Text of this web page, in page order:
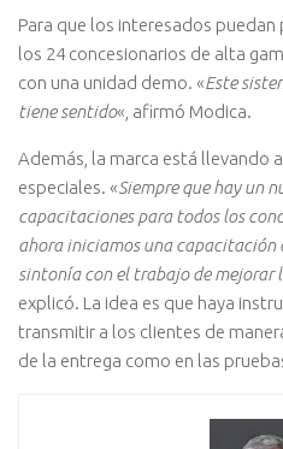
Para que los interesados
los 24 concesionarios de alta
con una unidad demo. «Este
tiene sentido«, afirmó Modica.
Además, la marca está llevando
especiales. «Siempre que hay un
capacitaciones para todos los
ahora iniciamos una capacitación
sintonía con el trabajo de mejorar
explicó. La idea es que haya
transmitir a los clientes de
de la entrega como en las